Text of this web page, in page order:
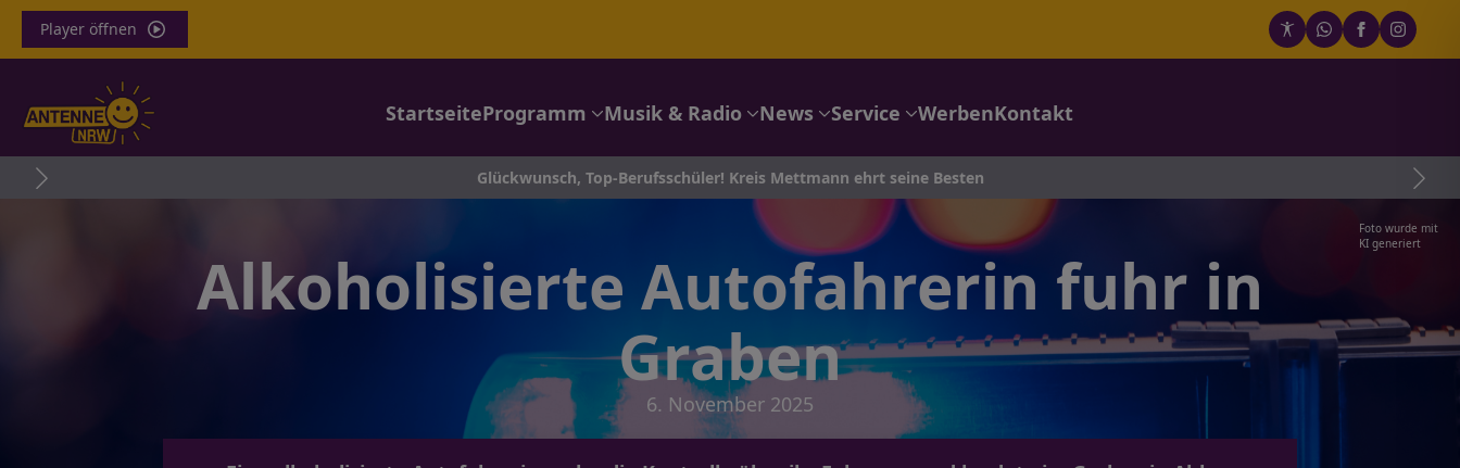
Player öffnen
StartseiteProgramm Musik & Radio News Service WerbenKontakt
Glückwunsch, Top-Berufsschüler! Kreis Mettmann ehrt seine Besten
Foto wurde mit
KI generiert
Alkoholisierte Autofahrerin fuhr in
Graben
6. November 2025